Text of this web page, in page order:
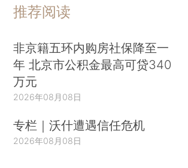
推荐阅读
非京籍五环内购房社保降至一
年 北京市公积金最高可贷340
万元
2026年08月08日
专栏｜沃什遭遇信任危机
2026年08月08日